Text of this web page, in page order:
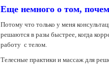
Еще немного о том,
Потому что только у меня
решаются в разы быстрее, когда
работу с телом.
Телесные практики и массаж для